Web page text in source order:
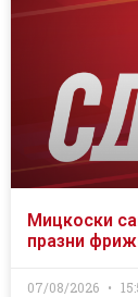
Мицкоски
празни
07/08/2026